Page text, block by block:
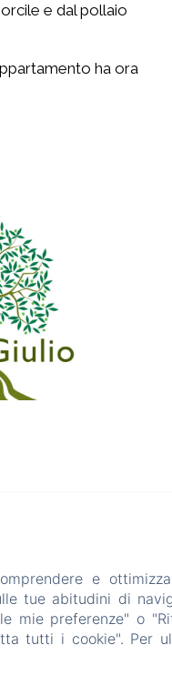
e dal pollaio
ha ora
e
tue abitudini di
mie preferenze" o
tutti i cookie". Per